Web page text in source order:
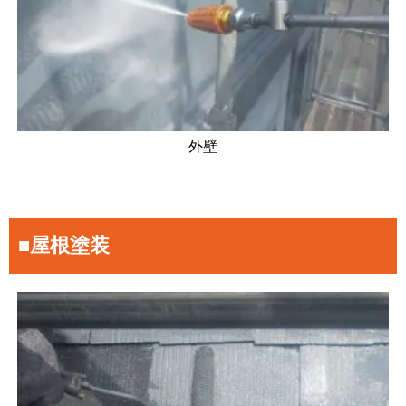
外壁
■屋根塗装